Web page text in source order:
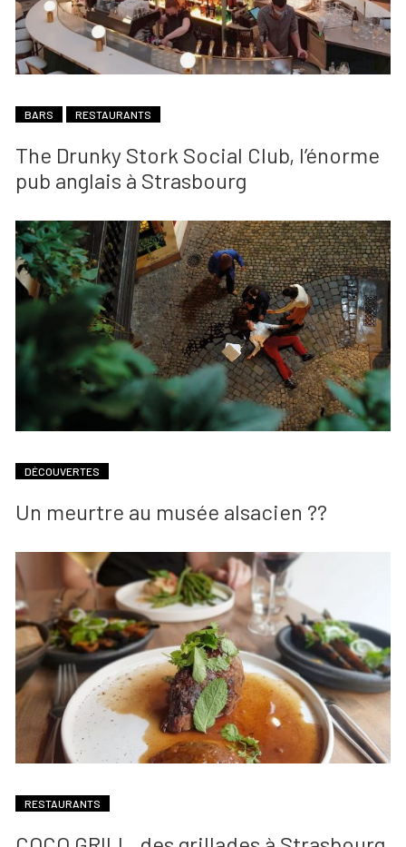
BARS RESTAURANTS
The Drunky Stork Social Club, l’énorme
pub anglais à Strasbourg
DÉCOUVERTES
Un meurtre au musée alsacien ??
RESTAURANTS